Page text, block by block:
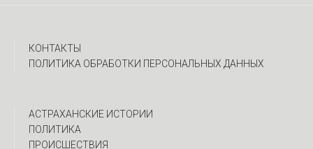
КОНТАКТЫ
ПОЛИТИКА ОБРАБОТКИ ПЕРСОНАЛЬНЫХ ДАННЫХ
АСТРАХАНСКИЕ ИСТОРИИ
ПОЛИТИКА
ПРОИСШЕСТВИЯ